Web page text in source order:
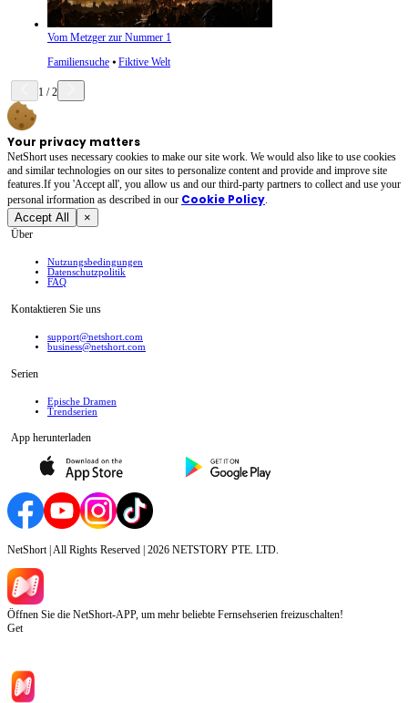
Vom Metzger zur Nummer 1
Familiensuche ⦁ Fiktive Welt
1 /2
Your privacy matters
NetShort uses necessary cookies to make our site work. We would also like to use cookies
and similar technologies on our sites to personalize content and provide and improve site
features.If you 'Accept all', you allow us and our third-party partners to collect and use your
personal irformation as described in our Cookie Policy.
Accept All ×
Über
Nutzungsbedingungen
Datenschutzpolitik
FAQ
Kontaktieren Sie uns
support@netshort.com
business@netshort.com
Serien
Epische Dramen
Trendserien
App herunterladen
NetShort | All Rights Reserved | 2026 NETSTORY PTE. LTD.
Öffnen Sie die NetShort-APP, um mehr beliebte Fernsehserien freizuschalten!
Get